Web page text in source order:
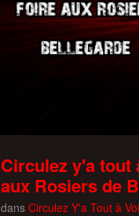
Circulez y'a tout
aux Rosiers de
dans Circulez Y'a Tout à